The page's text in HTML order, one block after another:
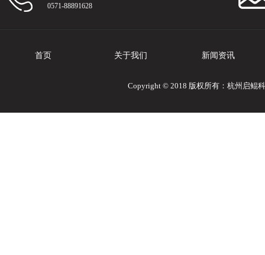
0571-88891628
首页 关于我们 新闻资讯
Copyright © 2018 版权所有：杭州启鲲